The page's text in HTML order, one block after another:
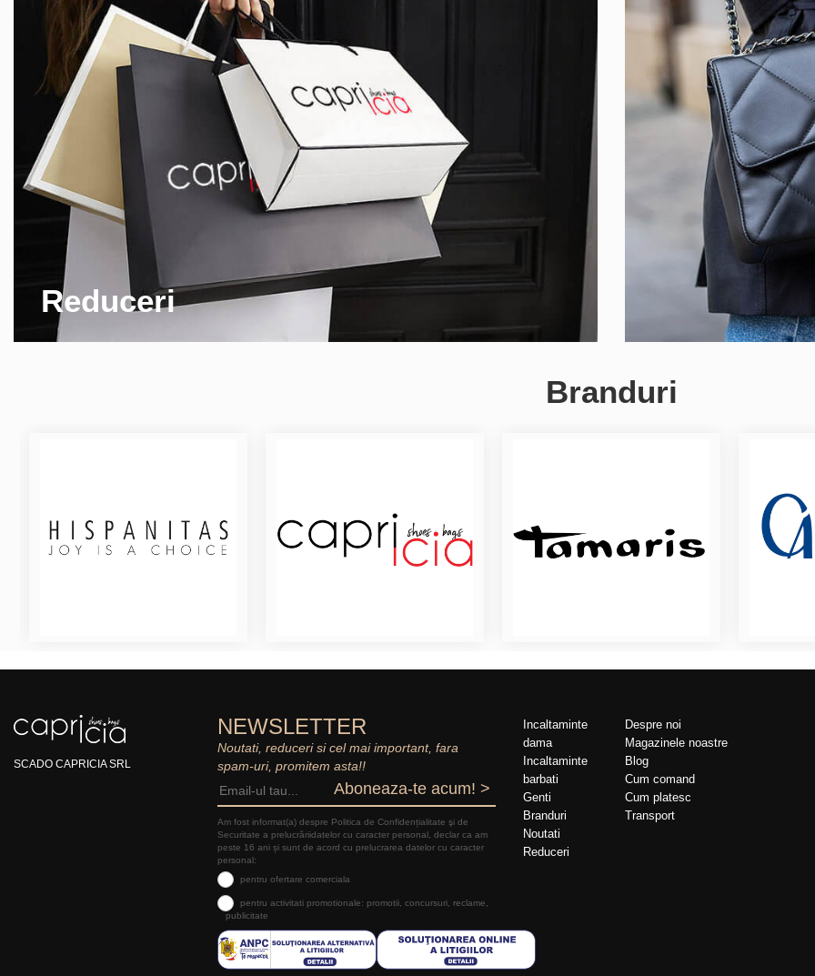
Reduceri
Branduri
SCADO CAPRICIA SRL
NEWSLETTER
Noutati, reduceri si cel mai important, fara
spam-uri, promitem asta!!
Aboneaza-te acum! >
Am fost informat(a) despre Politica de Confidențialitate şi de
Securitate a prelucrăriidatelor cu caracter personal, declar ca am
peste 16 ani și sunt de acord cu prelucrarea datelor cu caracter
personal:
pentru ofertare comerciala
pentru activitati promotionale: promotii, concursuri, reclame,
publicitate
Incaltaminte
dama
Incaltaminte
barbati
Genti
Branduri
Noutati
Reduceri
Despre noi
Magazinele noastre
Blog
Cum comand
Cum platesc
Transport